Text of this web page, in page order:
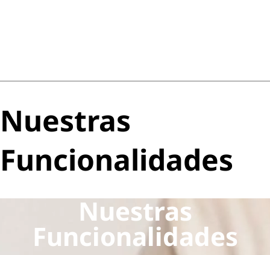
Nuestras
Funcionalidades
Nuestras
Funcionalidades